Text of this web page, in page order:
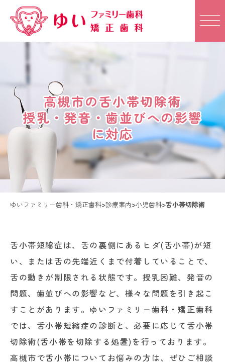
高槻市の舌小帯切除術
授乳・発音・歯並びへの影響
に対応
高槻市の舌小帯切除術
授乳・発音・歯並びへの影響
に対応
ゆいファミリー歯科・矯正歯科>診療案内>小児歯科>舌小帯切除術
舌小帯短縮症は、舌の裏側にあるヒダ(舌小帯)が短
い、または舌の先端近くまで付着していることで、
舌の動きが制限される状態です。授乳困難、発音の
問題、歯並びへの影響など、様々な問題を引き起こ
すことがあります。ゆいファミリー歯科・矯正歯科
では、舌小帯短縮症の診断と、必要に応じて舌小帯
切除術(舌小帯を切除する処置)を行っております。
高槻市で舌小帯についてお悩みの方は、ぜひご相談